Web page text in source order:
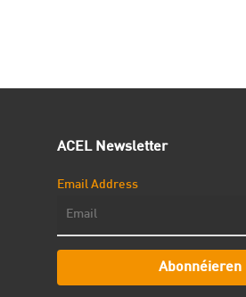
ACEL Newsletter
Email Address
Abonnéieren